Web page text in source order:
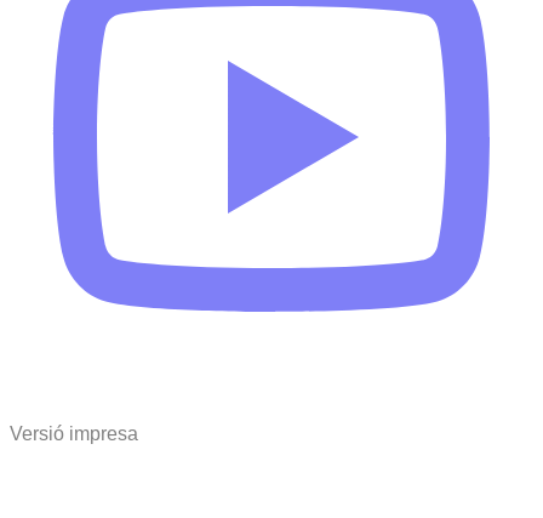
Versió impresa